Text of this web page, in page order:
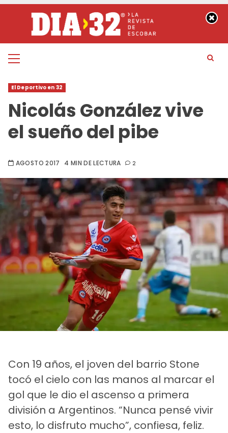
contenido
Menú
El Deportivo en 32
Nicolás González vive
el sueño del pibe
AGOSTO 2017 4 MIN DE LECTURA 2
Con 19 años, el joven del barrio Stone
tocó el cielo con las manos al marcar el
gol que le dio el ascenso a primera
división a Argentinos. “Nunca pensé vivir
esto, lo disfruto mucho”, confiesa, feliz.